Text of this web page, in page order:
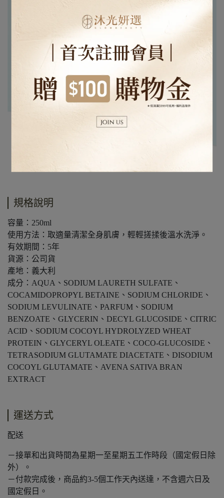
規格說明
容量：250ml
使用方法：取適量清潔全身肌膚，輕輕搓揉後溫水洗淨。
有效期間：5年
貨源：公司貨
產地：義大利
成分：AQUA、SODIUM LAURETH SULFATE、
COCAMIDOPROPYL BETAINE、SODIUM CHLORIDE、
SODIUM LEVULINATE、PARFUM、SODIUM
BENZOATE、GLYCERIN、DECYL GLUCOSIDE、CITRIC
ACID、SODIUM COCOYL HYDROLYZED WHEAT
PROTEIN、GLYCERYL OLEATE、COCO-GLUCOSIDE、
TETRASODIUM GLUTAMATE DIACETATE、DISODIUM
COCOYL GLUTAMATE、AVENA SATIVA BRAN
EXTRACT
運送方式
配送
－接單和出貨時間為星期一至星期五工作時段（國定假日除
外）。
－付款完成後，商品約3-5個工作天內送達，不含週六日及
國定假日。